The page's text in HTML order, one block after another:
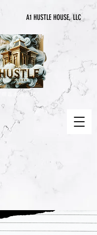
A1 HUSTLE HOUSE, LLC
“喧囂永無止境”